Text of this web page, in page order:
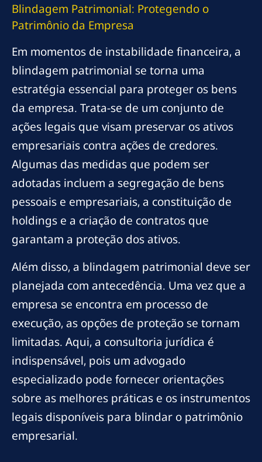
Blindagem Patrimonial: Protegendo o
Patrimônio da Empresa
Em momentos de instabilidade financeira, a
blindagem patrimonial se torna uma
estratégia essencial para proteger os bens
da empresa. Trata-se de um conjunto de
ações legais que visam preservar os ativos
empresariais contra ações de credores.
Algumas das medidas que podem ser
adotadas incluem a segregação de bens
pessoais e empresariais, a constituição de
holdings e a criação de contratos que
garantam a proteção dos ativos.
Além disso, a blindagem patrimonial deve ser
planejada com antecedência. Uma vez que a
empresa se encontra em processo de
execução, as opções de proteção se tornam
limitadas. Aqui, a consultoria jurídica é
indispensável, pois um advogado
especializado pode fornecer orientações
sobre as melhores práticas e os instrumentos
legais disponíveis para blindar o patrimônio
empresarial.